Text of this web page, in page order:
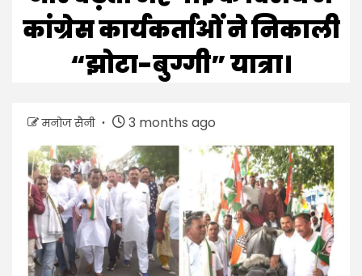
कांग्रेस कार्यकर्ताओं ने निकाली
“झोटा-बुग्गी” यात्रा।
मनोज सैनी 3 months ago